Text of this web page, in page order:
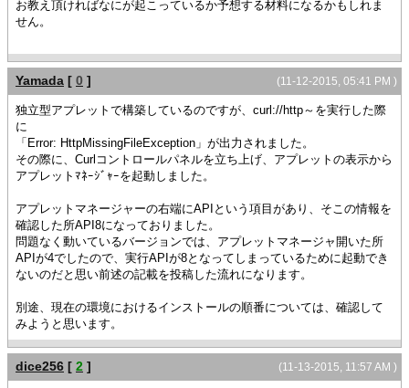
お教え頂ければなにが起こっているか予想する材料になるかもしれま
せん。
(11-12-2015, 05:41 PM )
Yamada [ 0 ]
独立型アプレットで構築しているのですが、curl://http～を実行した際
に
「Error: HttpMissingFileException」が出力されました。
その際に、Curlコントロールパネルを立ち上げ、アプレットの表示から
アプレットﾏﾈｰｼﾞｬｰを起動しました。
アプレットマネージャーの右端にAPIという項目があり、そこの情報を
確認した所API8になっておりました。
問題なく動いているバージョンでは、アプレットマネージャ開いた所
APIが4でしたので、実行APIが8となってしまっているために起動でき
ないのだと思い前述の記載を投稿した流れになります。
別途、現在の環境におけるインストールの順番については、確認して
みようと思います。
(11-13-2015, 11:57 AM )
dice256 [ 2 ]